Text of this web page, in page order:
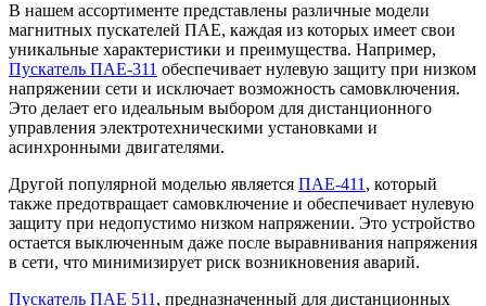
В нашем ассортименте представлены различные модели
магнитных пускателей ПАЕ, каждая из которых имеет свои
уникальные характеристики и преимущества. Например,
Пускатель ПАЕ-311 обеспечивает нулевую защиту при низком
напряжении сети и исключает возможность самовключения.
Это делает его идеальным выбором для дистанционного
управления электротехническими установками и
асинхронными двигателями.
Другой популярной моделью является ПАЕ-411 , который
также предотвращает самовключение и обеспечивает нулевую
защиту при недопустимо низком напряжении. Это устройство
остается выключенным даже после выравнивания напряжения
в сети, что минимизирует риск возникновения аварий.
Пускатель ПАЕ 511 , предназначенный для дистанционных